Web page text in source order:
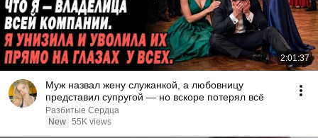
2:01:37
Муж назвал жену служанкой, а любовницу
представил супругой — но вскоре потерял всё
Разбитые Сердца
New 55K views